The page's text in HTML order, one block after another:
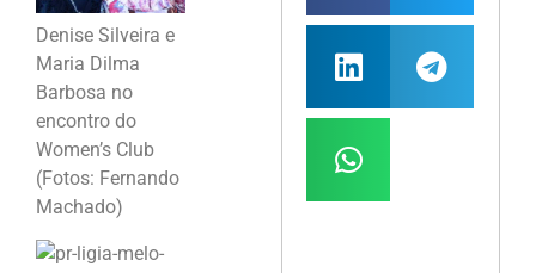
Denise Silveira e
Maria Dilma
Barbosa no
encontro do
Women’s Club
(Fotos: Fernando
Machado)